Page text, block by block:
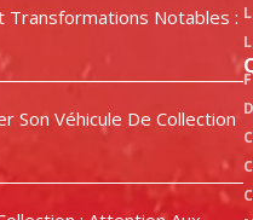
Transformations Notables :
Son Véhicule De Collection